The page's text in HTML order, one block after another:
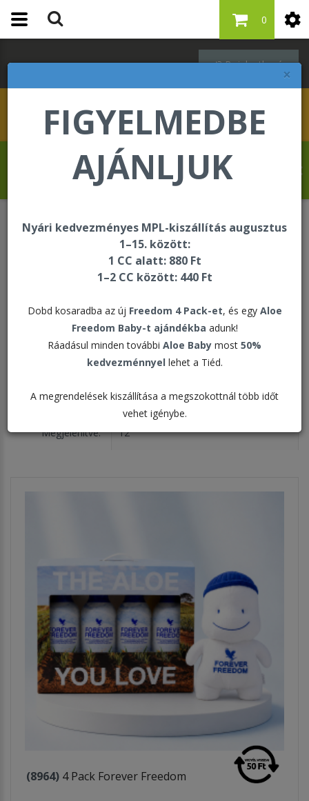
×
FIGYELMEDBE
AJÁNLJUK
Nyári kedvezményes MPL-kiszállítás augusztus
1–15. között:
1 CC alatt: 880 Ft
1–2 CC között: 440 Ft
Dobd kosaradba az új Freedom 4 Pack-et, és egy Aloe
Freedom Baby-t ajándékba adunk!
Ráadásul minden további Aloe Baby most 50%
kedvezménnyel lehet a Tiéd.
A megrendelések kiszállítása a megszokottnál több időt
vehet igénybe.
Bejelentkezés
0
Hahn Martina üdvözli Önt a Forever Living
internetes áruházában!
Fontos tanácsok az aloé italokhoz >>>
Megjelenítve:
(8964) 4 Pack Forever Freedom